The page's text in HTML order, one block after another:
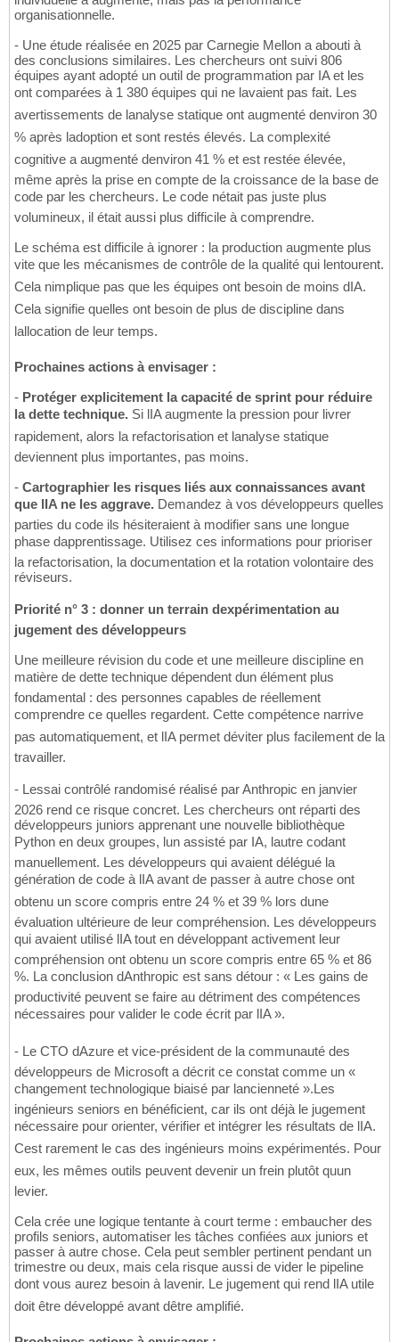
organisationnelle.
- Une étude réalisée en 2025 par Carnegie Mellon a abouti à
des conclusions similaires. Les chercheurs ont suivi 806
équipes ayant adopté un outil de programmation par IA et les
ont comparées à 1 380 équipes qui ne lavaient pas fait. Les
avertissements de lanalyse statique ont augmenté denviron 30
% après ladoption et sont restés élevés. La complexité
cognitive a augmenté denviron 41 % et est restée élevée,
même après la prise en compte de la croissance de la base de
code par les chercheurs. Le code nétait pas juste plus
volumineux, il était aussi plus difficile à comprendre.
Le schéma est difficile à ignorer : la production augmente plus
vite que les mécanismes de contrôle de la qualité qui lentourent.
Cela nimplique pas que les équipes ont besoin de moins dIA.
Cela signifie quelles ont besoin de plus de discipline dans
lallocation de leur temps.
Prochaines actions à envisager :
- Protéger explicitement la capacité de sprint pour réduire
la dette technique. Si lIA augmente la pression pour livrer
rapidement, alors la refactorisation et lanalyse statique
deviennent plus importantes, pas moins.
- Cartographier les risques liés aux connaissances avant
que lIA ne les aggrave. Demandez à vos développeurs quelles
parties du code ils hésiteraient à modifier sans une longue
phase dapprentissage. Utilisez ces informations pour prioriser
la refactorisation, la documentation et la rotation volontaire des
réviseurs.
Priorité n° 3 : donner un terrain dexpérimentation au
jugement des développeurs
Une meilleure révision du code et une meilleure discipline en
matière de dette technique dépendent dun élément plus
fondamental : des personnes capables de réellement
comprendre ce quelles regardent. Cette compétence narrive
pas automatiquement, et lIA permet déviter plus facilement de la
travailler.
- Lessai contrôlé randomisé réalisé par Anthropic en janvier
2026 rend ce risque concret. Les chercheurs ont réparti des
développeurs juniors apprenant une nouvelle bibliothèque
Python en deux groupes, lun assisté par IA, lautre codant
manuellement. Les développeurs qui avaient délégué la
génération de code à lIA avant de passer à autre chose ont
obtenu un score compris entre 24 % et 39 % lors dune
évaluation ultérieure de leur compréhension. Les développeurs
qui avaient utilisé lIA tout en développant activement leur
compréhension ont obtenu un score compris entre 65 % et 86
%. La conclusion dAnthropic est sans détour : « Les gains de
productivité peuvent se faire au détriment des compétences
nécessaires pour valider le code écrit par lIA ».
- Le CTO dAzure et vice-président de la communauté des
développeurs de Microsoft a décrit ce constat comme un «
changement technologique biaisé par lancienneté ».Les
ingénieurs seniors en bénéficient, car ils ont déjà le jugement
nécessaire pour orienter, vérifier et intégrer les résultats de lIA.
Cest rarement le cas des ingénieurs moins expérimentés. Pour
eux, les mêmes outils peuvent devenir un frein plutôt quun
levier.
Cela crée une logique tentante à court terme : embaucher des
profils seniors, automatiser les tâches confiées aux juniors et
passer à autre chose. Cela peut sembler pertinent pendant un
trimestre ou deux, mais cela risque aussi de vider le pipeline
dont vous aurez besoin à lavenir. Le jugement qui rend lIA utile
doit être développé avant dêtre amplifié.